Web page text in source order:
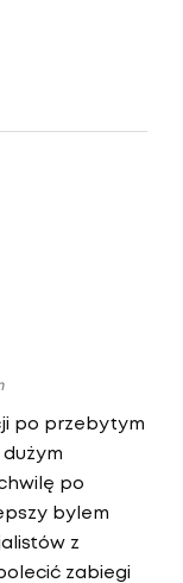
po przebytym
dużym
po
bylem
z
zabiegi